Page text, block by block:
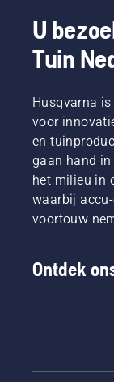
U
Tuin
Husqvarna
voor
en
gaan hand
het milieu in
waarbij
voortouw
Ontdek